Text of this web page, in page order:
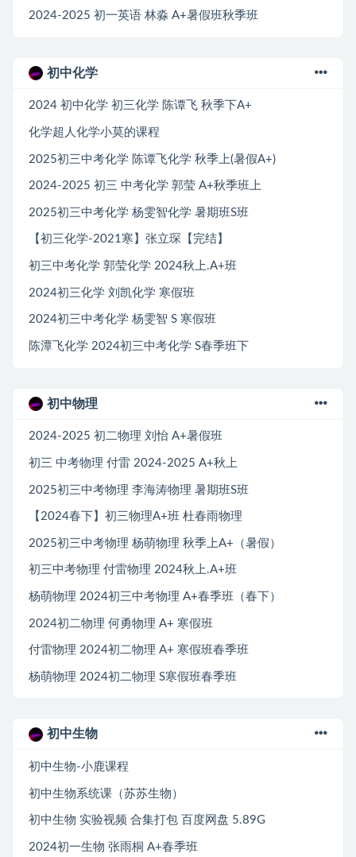
2024-2025 初一英语 林淼 A+暑假班秋季班
初中化学
2024 初中化学 初三化学 陈谭飞 秋季下A+
化学超人化学小莫的课程
2025初三中考化学 陈谭飞化学 秋季上(暑假A+)
2024-2025 初三 中考化学 郭莹 A+秋季班上
2025初三中考化学 杨雯智化学 暑期班S班
【初三化学-2021寒】张立琛【完结】
初三中考化学 郭莹化学 2024秋上.A+班
2024初三化学 刘凯化学 寒假班
2024初三中考化学 杨雯智 S 寒假班
陈潭飞化学 2024初三中考化学 S春季班下
初中物理
2024-2025 初二物理 刘怡 A+暑假班
初三 中考物理 付雷 2024-2025 A+秋上
2025初三中考物理 李海涛物理 暑期班S班
【2024春下】初三物理A+班 杜春雨物理
2025初三中考物理 杨萌物理 秋季上A+（暑假）
初三中考物理 付雷物理 2024秋上.A+班
杨萌物理 2024初三中考物理 A+春季班（春下）
2024初二物理 何勇物理 A+ 寒假班
付雷物理 2024初二物理 A+ 寒假班春季班
杨萌物理 2024初二物理 S寒假班春季班
初中生物
初中生物-小鹿课程
初中生物系统课（苏苏生物）
初中生物 实验视频 合集打包 百度网盘 5.89G
2024初一生物 张雨桐 A+春季班